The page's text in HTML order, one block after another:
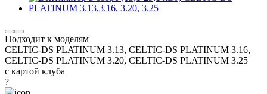
Подходит к моделям
CELTIC-DS PLATINUM 3.13, CELTIC-DS PLATINUM 3.16,
CELTIC-DS PLATINUM 3.20, CELTIC-DS PLATINUM 3.25
с картой клуба
?